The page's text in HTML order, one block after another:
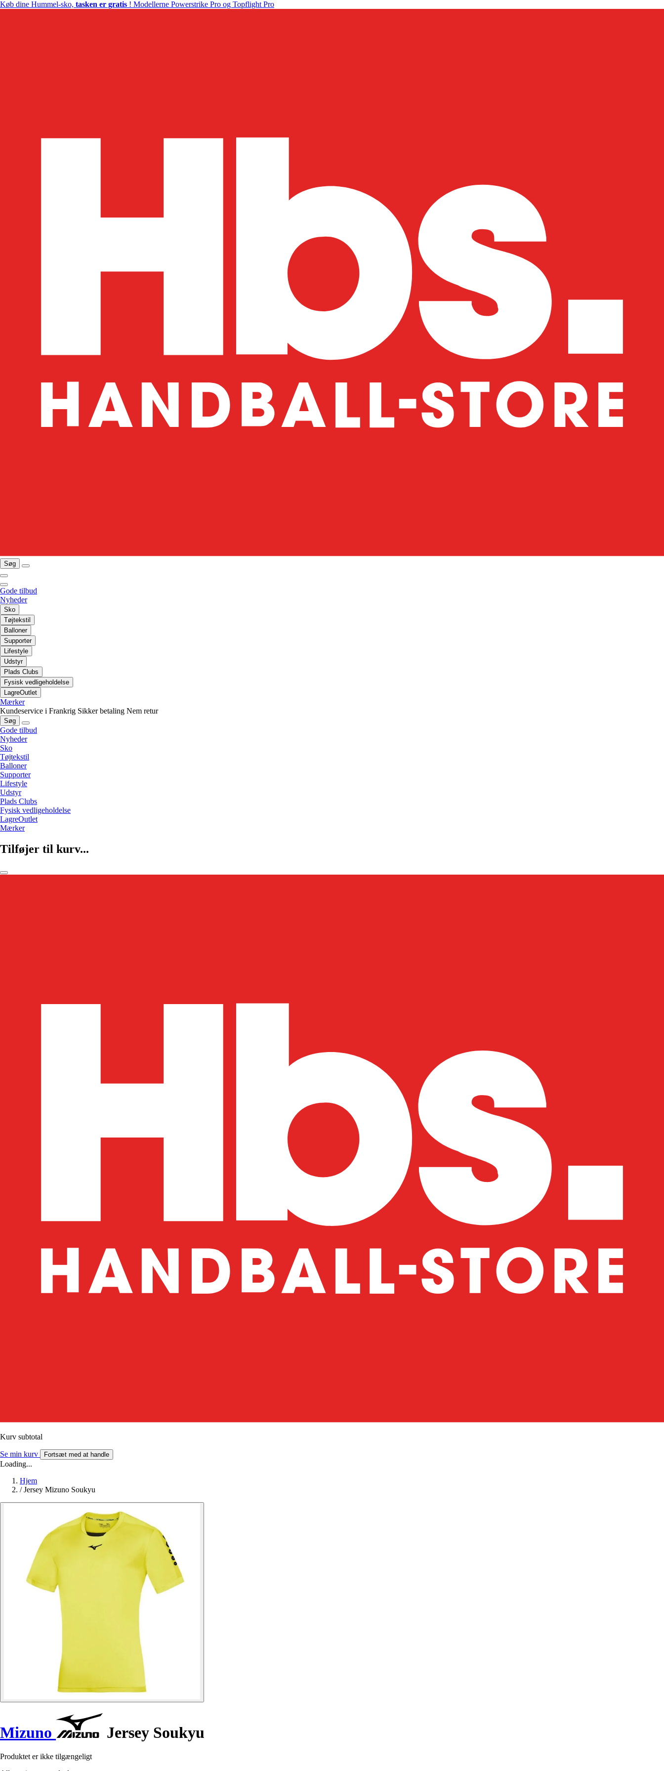
Køb dine Hummel-sko, tasken er gratis ! Modellerne Powerstrike Pro og Topflight Pro
Søg
Gode tilbud
Nyheder
Sko
Tøjtekstil
Balloner
Supporter
Lifestyle
Udstyr
Plads Clubs
Fysisk vedligeholdelse
LagreOutlet
Mærker
Kundeservice i Frankrig Sikker betaling Nem retur
Søg
Gode tilbud
Nyheder
Sko
Tøjtekstil
Balloner
Supporter
Lifestyle
Udstyr
Plads Clubs
Fysisk vedligeholdelse
LagreOutlet
Mærker
Tilføjer til kurv...
Kurv subtotal
Se min kurv Fortsæt med at handle
Loading...
Hjem
/ Jersey Mizuno Soukyu
Mizuno Jersey Soukyu
Produktet er ikke tilgængeligt